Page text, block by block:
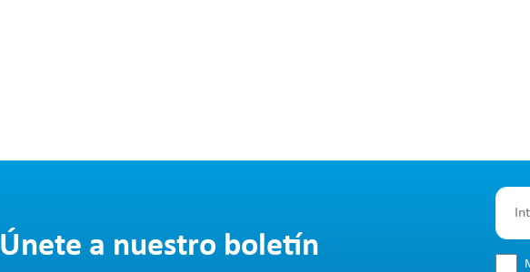
Únete a nuestro boletín